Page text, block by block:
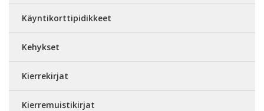
Käyntikorttipidikkeet
Kehykset
Kierrekirjat
Kierremuistikirjat